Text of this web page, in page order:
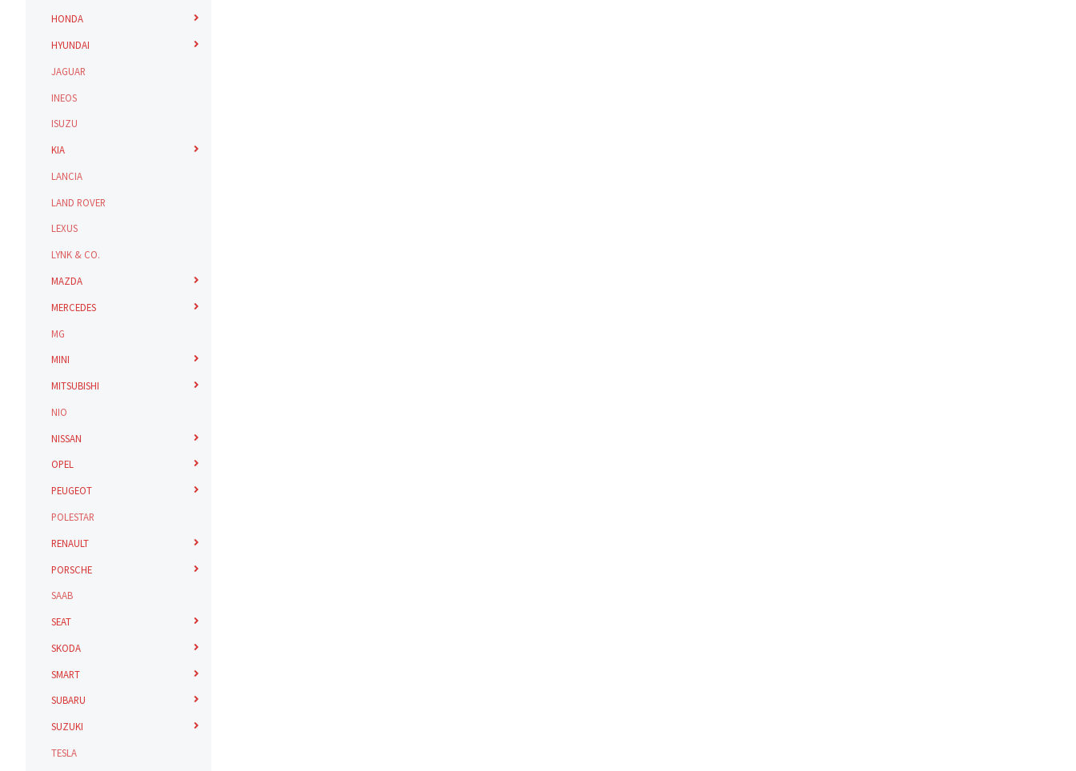
HONDA
HYUNDAI
JAGUAR
INEOS
ISUZU
KIA
LANCIA
LAND ROVER
LEXUS
LYNK & CO.
MAZDA
MERCEDES
MG
MINI
MITSUBISHI
NIO
NISSAN
OPEL
PEUGEOT
POLESTAR
RENAULT
PORSCHE
SAAB
SEAT
SKODA
SMART
SUBARU
SUZUKI
TESLA